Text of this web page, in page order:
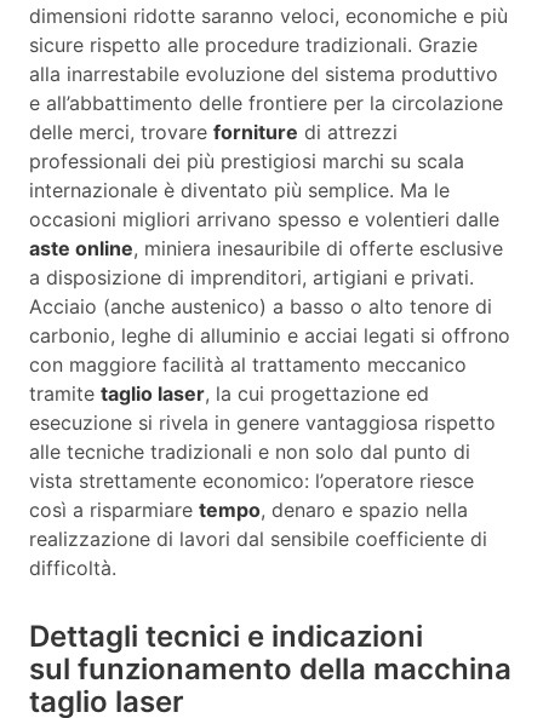
dimensioni ridotte saranno veloci, economiche e più
sicure rispetto alle procedure tradizionali. Grazie
alla inarrestabile evoluzione del sistema produttivo
e all’abbattimento delle frontiere per la circolazione
delle merci, trovare forniture di attrezzi
professionali dei più prestigiosi marchi su scala
internazionale è diventato più semplice. Ma le
occasioni migliori arrivano spesso e volentieri dalle
aste online, miniera inesauribile di offerte esclusive
a disposizione di imprenditori, artigiani e privati.
Acciaio (anche austenico) a basso o alto tenore di
carbonio, leghe di alluminio e acciai legati si offrono
con maggiore facilità al trattamento meccanico
tramite taglio laser, la cui progettazione ed
esecuzione si rivela in genere vantaggiosa rispetto
alle tecniche tradizionali e non solo dal punto di
vista strettamente economico: l’operatore riesce
così a risparmiare tempo, denaro e spazio nella
realizzazione di lavori dal sensibile coefficiente di
difficoltà.
Dettagli tecnici e indicazioni
sul funzionamento della macchina
taglio laser